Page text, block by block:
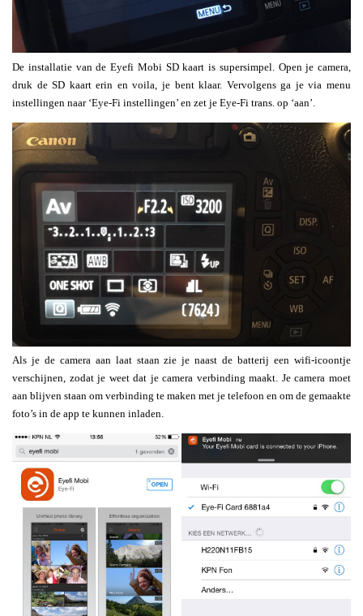
De installatie van de Eyefi Mobi SD kaart is supersimpel. Open je camera,
druk de SD kaart erin en voila, je bent klaar. Vervolgens ga je via menu
instellingen naar ‘Eye-Fi instellingen’ en zet je Eye-Fi trans. op ‘aan’.
Als je de camera aan laat staan zie je naast de batterij een wifi-icoontje
verschijnen, zodat je weet dat je camera verbinding maakt. Je camera moet
aan blijven staan om verbinding te maken met je telefoon en om de gemaakte
foto’s in de app te kunnen inladen.